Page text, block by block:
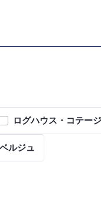
ログハウス・コテージ
ルジュ